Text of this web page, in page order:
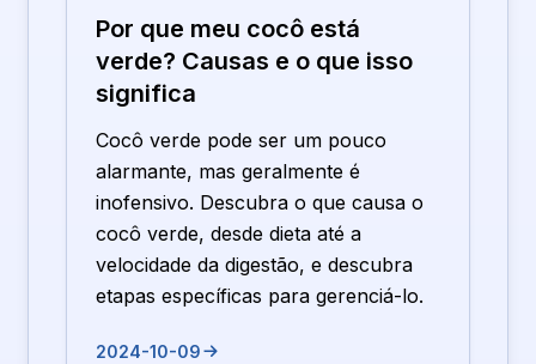
Por que meu cocô está
verde? Causas e o que isso
significa
Cocô verde pode ser um pouco
alarmante, mas geralmente é
inofensivo. Descubra o que causa o
cocô verde, desde dieta até a
velocidade da digestão, e descubra
etapas específicas para gerenciá-lo.
2024-10-09